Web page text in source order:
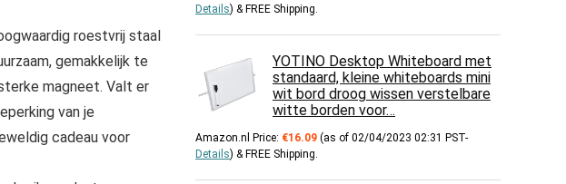
roestvrij staal
gemakkelijk te
magneet. Valt er
van je
cadeau voor
Details) & FREE Shipping.
YOTINO Desktop Whiteboard met
standaard, kleine whiteboards mini
wit bord droog wissen verstelbare
witte borden voor…
Amazon.nl Price: €16.09 (as of 02/04/2023 02:31 PST-
Details) & FREE Shipping.